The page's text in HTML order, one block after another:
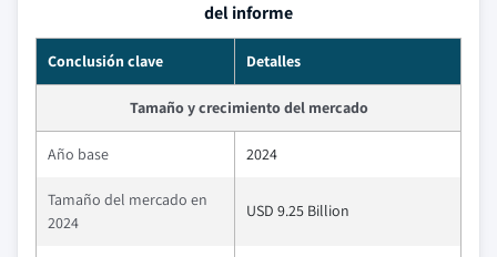
del informe
Conclusión clave Detalles
Tamaño y crecimiento del mercado
Año base 2024
Tamaño del mercado en
2024
USD 9.25 Billion